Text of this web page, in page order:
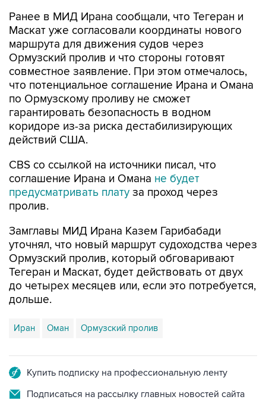
Ранее в МИД Ирана сообщали, что Тегеран и
Маскат уже согласовали координаты нового
маршрута для движения судов через
Ормузский пролив и что стороны готовят
совместное заявление. При этом отмечалось,
что потенциальное соглашение Ирана и Омана
по Ормузскому проливу не сможет
гарантировать безопасность в водном
коридоре из-за риска дестабилизирующих
действий США.
CBS со ссылкой на источники писал, что
соглашение Ирана и Омана не будет
предусматривать плату за проход через
пролив.
Замглавы МИД Ирана Казем Гарибабади
уточнял, что новый маршрут судоходства через
Ормузский пролив, который обговаривают
Тегеран и Маскат, будет действовать от двух
до четырех месяцев или, если это потребуется,
дольше.
Иран Оман Ормузский пролив
Купить подписку на профессиональную ленту
Подписаться на рассылку главных новостей сайта